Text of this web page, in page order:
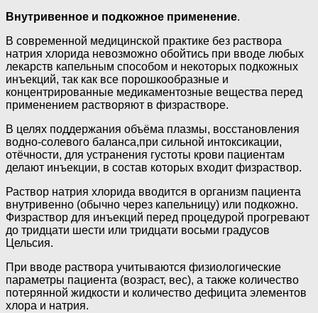
Внутривенное и подкожное применение.
В современной медицинской практике без раствора
натрия хлорида невозможно обойтись при вводе любых
лекарств капельным способом и некоторых подкожных
инъекций, так как все порошкообразные и
концентрированные медикаментозные вещества перед
применением растворяют в физрастворе.
В целях поддержания объёма плазмы, восстановления
водно-солевого баланса,при сильной интоксикации,
отёчности, для устранения густоты крови пациентам
делают инъекции, в состав которых входит физраствор.
Раствор натрия хлорида вводится в организм пациента
внутривенно (обычно через капельницу) или подкожно.
Физраствор для инъекций перед процедурой прогревают
до тридцати шести или тридцати восьми градусов
Цельсия.
При вводе раствора учитываются физиологические
параметры пациента (возраст, вес), а также количество
потерянной жидкости и количество дефицита элементов
хлора и натрия.